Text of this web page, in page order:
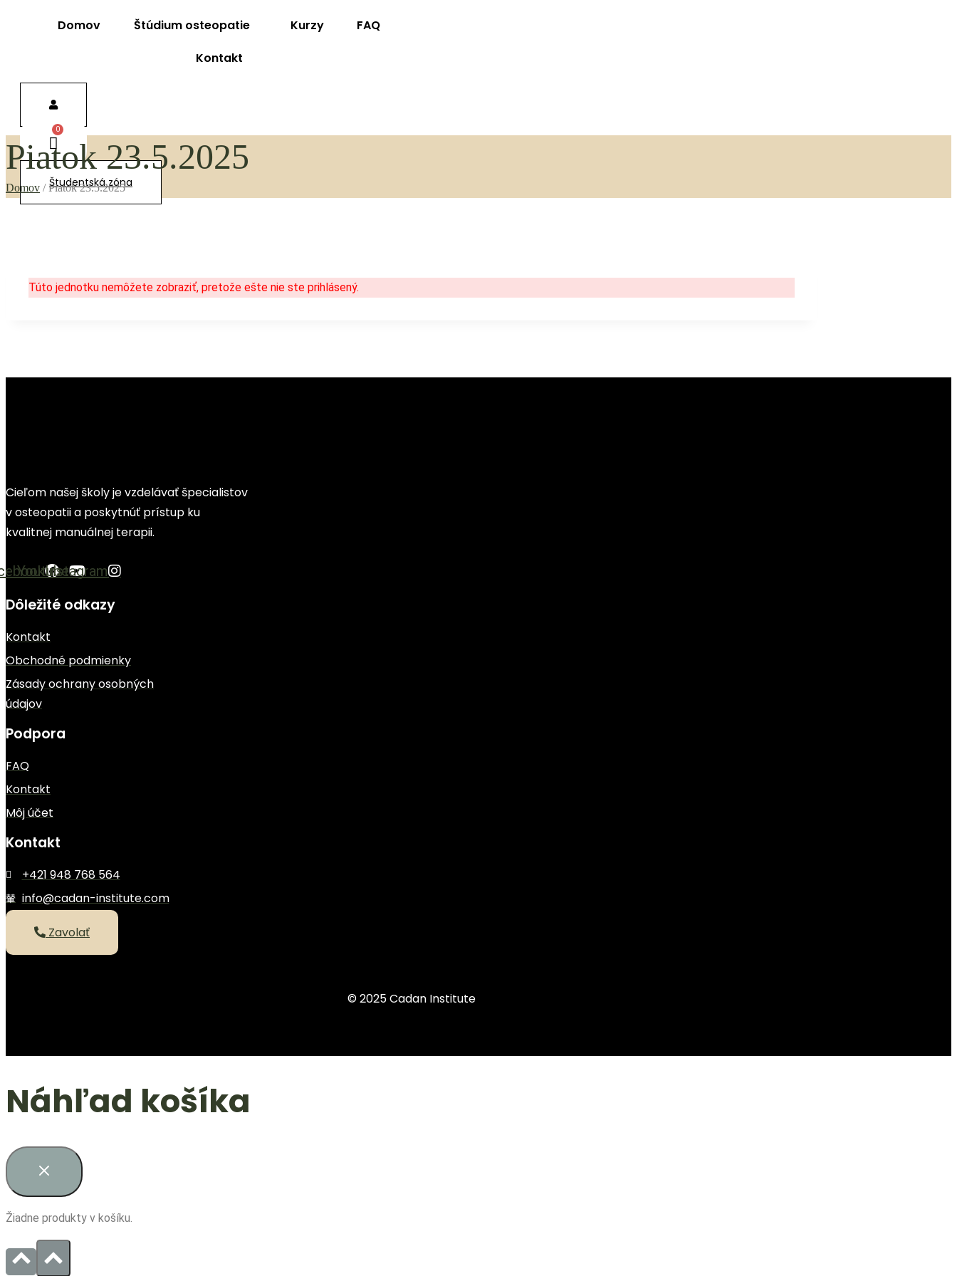
Domov Štúdium osteopatie Kurzy
FAQ
Kontakt
Študentská zóna
Piatok 23.5.2025
Domov / Piatok 23.5.2025
Túto jednotku nemôžete zobraziť, pretože ešte nie ste prihlásený.
Cieľom našej školy je vzdelávať špecialistov
v osteopatii a poskytnúť prístup ku
kvalitnej manuálnej terapii.
YoutubeInstagram
Dôležité odkazy
Kontakt
Obchodné podmienky
Zásady ochrany osobných
údajov
Podpora
FAQ
Kontakt
Môj účet
Kontakt
+421 948 768 564
info@cadan-institute.com
Zavolať
© 2025 Cadan Institute
Náhľad košíka
Žiadne produkty v košíku.